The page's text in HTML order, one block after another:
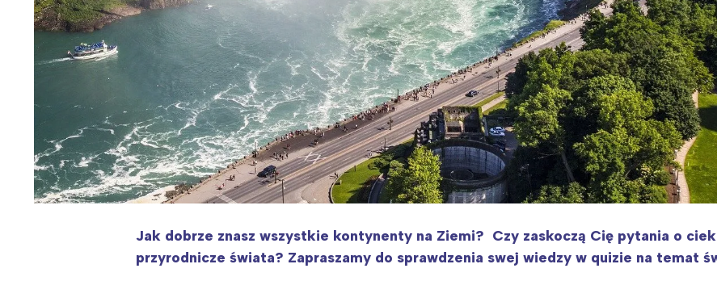
Jak dobrze znasz wszystkie kontynenty na Ziemi? Czy zaskoczą Cię pytania o
przyrodnicze świata? Zapraszamy do sprawdzenia swej wiedzy w quizie na temat